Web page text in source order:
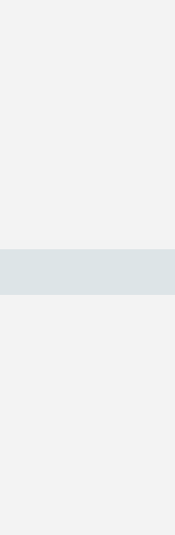
liefert die
der
Erreichen der
(IW) hat
CO2 könnten zusätzlich